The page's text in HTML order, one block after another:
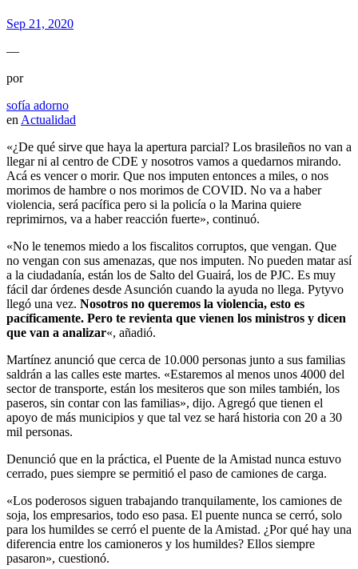
Sep 21, 2020
—
por
sofía adorno
en Actualidad
«¿De qué sirve que haya la apertura parcial? Los brasileños no van a
llegar ni al centro de CDE y nosotros vamos a quedarnos mirando.
Acá es vencer o morir. Que nos imputen entonces a miles, o nos
morimos de hambre o nos morimos de COVID. No va a haber
violencia, será pacífica pero si la policía o la Marina quiere
reprimirnos, va a haber reacción fuerte», continuó.
«No le tenemos miedo a los fiscalitos corruptos, que vengan. Que
no vengan con sus amenazas, que nos imputen. No pueden matar así
a la ciudadanía, están los de Salto del Guairá, los de PJC. Es muy
fácil dar órdenes desde Asunción cuando la ayuda no llega. Pytyvo
llegó una vez. Nosotros no queremos la violencia, esto es
pacíficamente. Pero te revienta que vienen los ministros y dicen
que van a analizar«, añadió.
Martínez anunció que cerca de 10.000 personas junto a sus familias
saldrán a las calles este martes. «Estaremos al menos unos 4000 del
sector de transporte, están los mesiteros que son miles también, los
paseros, sin contar con las familias», dijo. Agregó que tienen el
apoyo de más municipios y que tal vez se hará historia con 20 a 30
mil personas.
Denunció que en la práctica, el Puente de la Amistad nunca estuvo
cerrado, pues siempre se permitió el paso de camiones de carga.
«Los poderosos siguen trabajando tranquilamente, los camiones de
soja, los empresarios, todo eso pasa. El puente nunca se cerró, solo
para los humildes se cerró el puente de la Amistad. ¿Por qué hay una
diferencia entre los camioneros y los humildes? Ellos siempre
pasaron», cuestionó.